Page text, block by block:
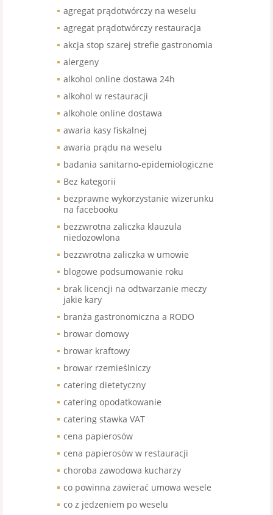
agregat prądotwórczy na weselu
agregat prądotwórczy restauracja
akcja stop szarej strefie gastronomia
alergeny
alkohol online dostawa 24h
alkohol w restauracji
alkohole online dostawa
awaria kasy fiskalnej
awaria prądu na weselu
badania sanitarno-epidemiologiczne
Bez kategorii
bezprawne wykorzystanie wizerunku
na facebooku
bezzwrotna zaliczka klauzula
niedozowlona
bezzwrotna zaliczka w umowie
blogowe podsumowanie roku
brak licencji na odtwarzanie meczy
jakie kary
branża gastronomiczna a RODO
browar domowy
browar kraftowy
browar rzemieślniczy
catering dietetyczny
catering opodatkowanie
catering stawka VAT
cena papierosów
cena papierosów w restauracji
choroba zawodowa kucharzy
co powinna zawierać umowa wesele
co z jedzeniem po weselu